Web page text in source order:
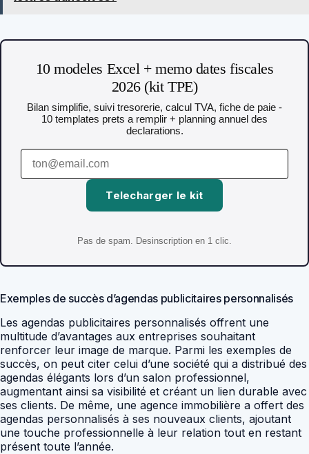
10 modeles Excel + memo dates fiscales
2026 (kit TPE)
Bilan simplifie, suivi tresorerie, calcul TVA, fiche de paie -
10 templates prets a remplir + planning annuel des
declarations.
Telecharger le kit
Pas de spam. Desinscription en 1 clic.
Exemples de succès d’agendas publicitaires personnalisés
Les agendas publicitaires personnalisés offrent une
multitude d’avantages aux entreprises souhaitant
renforcer leur image de marque. Parmi les exemples de
succès, on peut citer celui d’une société qui a distribué des
agendas élégants lors d’un salon professionnel,
augmentant ainsi sa visibilité et créant un lien durable avec
ses clients. De même, une agence immobilière a offert des
agendas personnalisés à ses nouveaux clients, ajoutant
une touche professionnelle à leur relation tout en restant
présent toute l’année.